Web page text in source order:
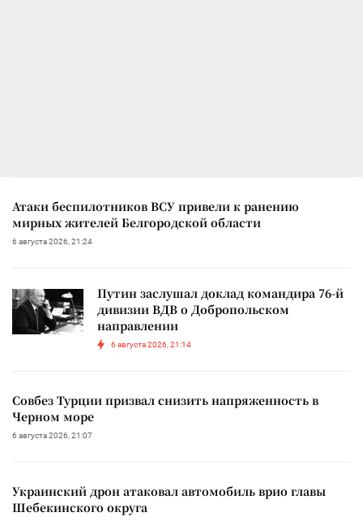
Атаки беспилотников ВСУ привели к ранению
мирных жителей Белгородской области
6 августа 2026, 21:24
Путин заслушал доклад командира 76-й
дивизии ВДВ о Добропольском
направлении
6 августа 2026, 21:14
Совбез Турции призвал снизить напряженность в
Черном море
6 августа 2026, 21:07
Украинский дрон атаковал автомобиль врио главы
Шебекинского округа